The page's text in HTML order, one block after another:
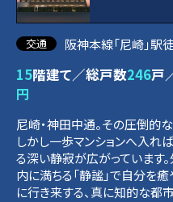
阪神本線「尼崎」駅
15階建て／総戸数246戸
円
尼崎・神田中通。その圧倒的
しかし一歩マンションへ入れ
る深い静寂が広がっています
内に満ちる「静謐」で自分を
に行き来する、真に知的な都